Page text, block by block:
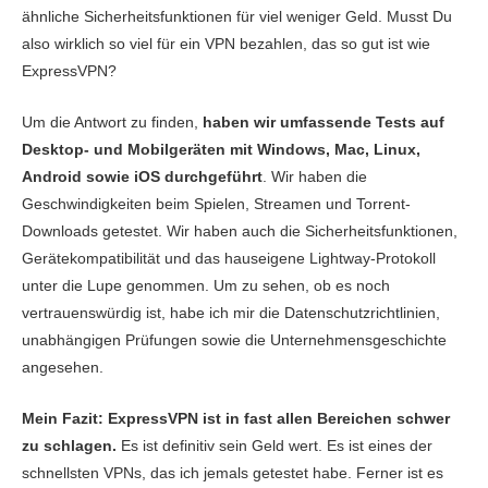
Server-Netzwerk 9.6
Sicherheit
Torrent-Downloads 10.0
Installation und Apps 10.0
9.4
Zuverlässigkeit & Support 10.0
ähnliche Sicherheitsfunktionen für viel weniger Geld. Musst Du
also wirklich so viel für ein VPN bezahlen, das so gut ist wie
ExpressVPN?
Um die Antwort zu finden, haben wir umfassende Tests auf
Desktop- und Mobilgeräten mit Windows, Mac, Linux,
Android sowie iOS durchgeführt. Wir haben die
Geschwindigkeiten beim Spielen, Streamen und Torrent-
Downloads getestet. Wir haben auch die Sicherheitsfunktionen,
Gerätekompatibilität und das hauseigene Lightway-Protokoll
unter die Lupe genommen. Um zu sehen, ob es noch
vertrauenswürdig ist, habe ich mir die Datenschutzrichtlinien,
unabhängigen Prüfungen sowie die Unternehmensgeschichte
angesehen.
Mein Fazit: ExpressVPN ist in fast allen Bereichen schwer
zu schlagen. Es ist definitiv sein Geld wert. Es ist eines der
schnellsten VPNs, das ich jemals getestet habe. Ferner ist es